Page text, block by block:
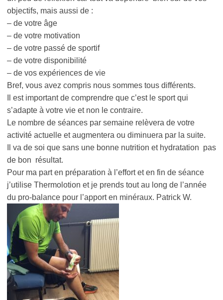
objectifs, mais aussi de :
– de votre âge
– de votre motivation
– de votre passé de sportif
– de votre disponibilité
– de vos expériences de vie
Bref, vous avez compris nous sommes tous différents.
Il est important de comprendre que c’est le sport qui
s’adapte à votre vie et non le contraire.
Le nombre de séances par semaine relèvera de votre
activité actuelle et augmentera ou diminuera par la suite.
Il va de soi que sans une bonne nutrition et hydratation pas
de bon résultat.
Pour ma part en préparation à l’effort et en fin de séance
j’utilise Thermolotion et je prends tout au long de l’année
du pro-balance pour l’apport en minéraux. Patrick W.